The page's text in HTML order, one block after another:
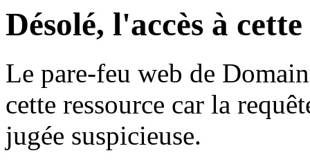
Désolé, l'accès à
Le pare-feu web de
cette ressource car la
jugée suspicieuse.